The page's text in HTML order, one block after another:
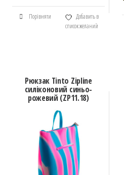
Порівняти
Добавить в
список желаний
Рюкзак Tinto Zipline
силіконовий синьо-
рожевий (ZP11.18)